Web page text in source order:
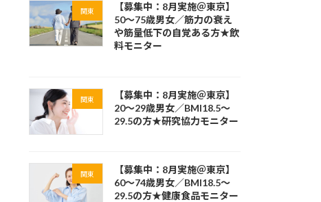
関東
【募集中：8月実施＠東京】
50～75歳男女／筋力の衰え
や筋量低下の自覚ある方★飲
料モニター
関東
【募集中：8月実施＠東京】
20～29歳男女／BMI18.5～
29.5の方★研究協力モニター
関東
【募集中：8月実施＠東京】
60～74歳男女／BMI18.5～
29.5の方★健康食品モニター